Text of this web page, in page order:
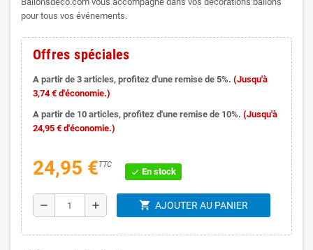
pour tous vos événements.
Offres spéciales
A partir de 3 articles, profitez d'une remise de 5%. (Jusqu'à
3,74 € d'économie.)
A partir de 10 articles, profitez d'une remise de 10%. (Jusqu'à
24,95 € d'économie.)
24,95 €TTC
check En stock
remove add shopping_cart AJOUTER AU PANIER